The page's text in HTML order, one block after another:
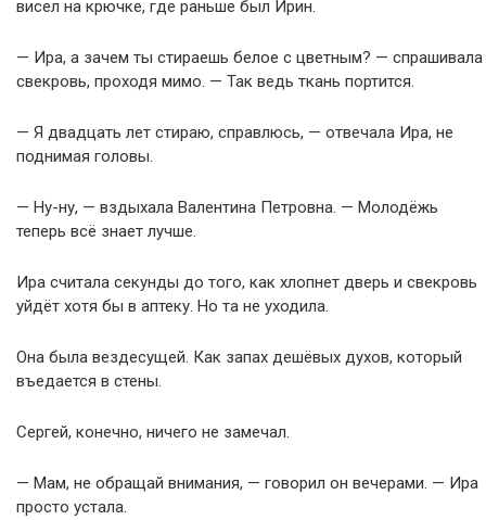
висел на крючке, где раньше был Ирин.
— Ира, а зачем ты стираешь белое с цветным? — спрашивала
свекровь, проходя мимо. — Так ведь ткань портится.
— Я двадцать лет стираю, справлюсь, — отвечала Ира, не
поднимая головы.
— Ну-ну, — вздыхала Валентина Петровна. — Молодёжь
теперь всё знает лучше.
Ира считала секунды до того, как хлопнет дверь и свекровь
уйдёт хотя бы в аптеку. Но та не уходила.
Она была вездесущей. Как запах дешёвых духов, который
въедается в стены.
Сергей, конечно, ничего не замечал.
— Мам, не обращай внимания, — говорил он вечерами. — Ира
просто устала.